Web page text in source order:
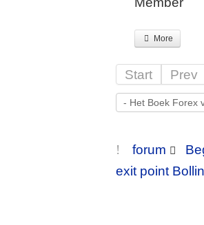
More
Start Prev
forum
exit point